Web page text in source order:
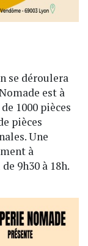
se déroulera
est à
1000 pièces
pièces
Une
à
9h30 à 18h.